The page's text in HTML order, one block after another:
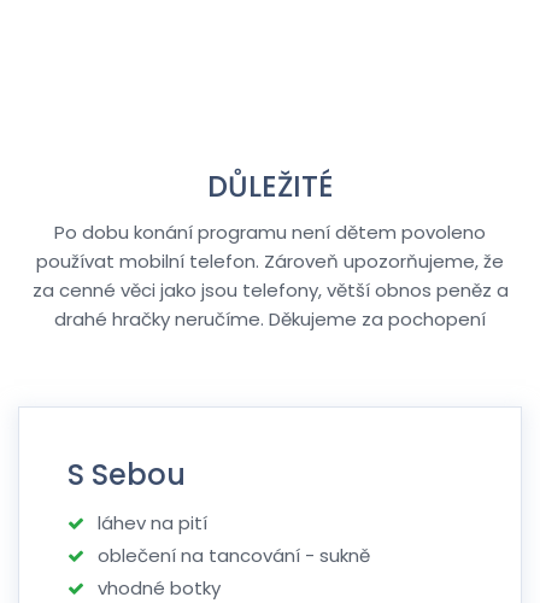
DŮLEŽITÉ
Po dobu konání programu není dětem povoleno
používat mobilní telefon. Zároveň upozorňujeme, že
za cenné věci jako jsou telefony, větší obnos peněz a
drahé hračky neručíme. Děkujeme za pochopení
S Sebou
láhev na pití
oblečení na tancování - sukně
vhodné botky